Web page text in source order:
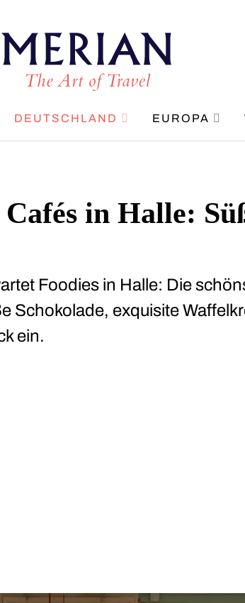
DEUTSCHLAND EUROPA
in Halle:
Foodies in Halle: Die
Schokolade, exquisite
ein.